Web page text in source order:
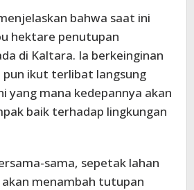
bahwa saat ini
hektare penutupan
di Kaltara. Ia berkeinginan
ikut terlibat langsung
yang mana kedepannya akan
baik terhadap lingkungan
sama, sepetak lahan
menambah tutupan